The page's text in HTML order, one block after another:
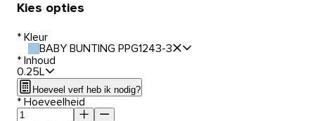
Kies opties
* Kleur
BABY BUNTING PPG1243-3
* Inhoud
0.25L
Hoeveel verf heb ik nodig?
* Hoeveelheid